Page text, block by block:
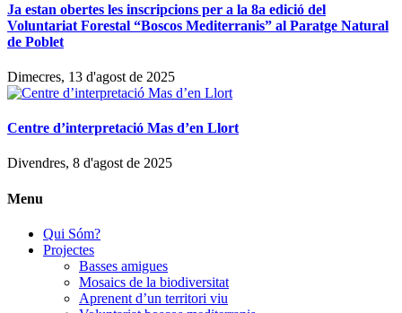
Ja estan obertes les inscripcions per a la 8a edició del
Voluntariat Forestal “Boscos Mediterranis” al Paratge Natural
de Poblet
Dimecres, 13 d'agost de 2025
Centre d’interpretació Mas d’en Llort
Divendres, 8 d'agost de 2025
Menu
Qui Sóm?
Projectes
Basses amigues
Mosaics de la biodiversitat
Aprenent d’un territori viu